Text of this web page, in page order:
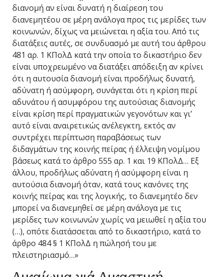
διανομή αν είναι δυνατή η διαίρεση του
διανεμητέου σε μέρη ανάλογα προς τις μερίδες των
κοινωνών, δίχως να μειώνεται η αξία του. Από τις
διατάξεις αυτές, σε συνδυασμό με αυτή του άρθρου
481 αρ. 1 ΚΠολΔ κατά την οποία το δικαστήριο δεν
είναι υποχρεωμένο να διατάξει απόδειξη αν κρίνει
ότι η αυτουσία διανομή είναι προδήλως δυνατή,
αδύνατη ή ασύμφορη, συνάγεται ότι η κρίση περί
αδυνάτου ή ασυμφόρου της αυτούσιας διανομής
είναι κρίση περί πραγματικών γεγονότων και γι’
αυτό είναι αναιρετικώς ανέλεγκτη, εκτός αν
συντρέχει περίπτωση παραβάσεως των
διδαγμάτων της κοινής πείρας ή έλλειψη νομίμου
βάσεως κατά το άρθρο 555 αρ. 1 και 19 ΚΠολΔ… Εξ
άλλου, προδήλως αδύνατη ή ασύμφορη είναι η
αυτούσια διανομή όταν, κατά τους κανόνες της
κοινής πείρας και της λογικής, το διανεμητέο δεν
μπορεί να διανεμηθεί σε μέρη ανάλογα με τις
μερίδες των κοινωνών χωρίς να μειωθεί η αξία του
(…), οπότε διατάσσεται από το δικαστήριο, κατά το
άρθρο 484 § 1 ΚΠολΔ η πώλησή του με
πλειστηριασμό…»